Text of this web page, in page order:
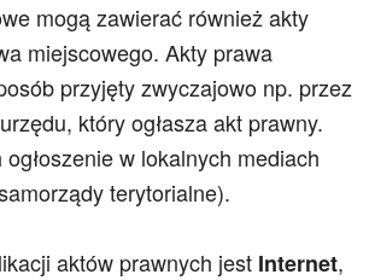
mogą zawierać również akty
miejscowego. Akty prawa
przyjęty zwyczajowo np. przez
który ogłasza akt prawny.
ogłoszeniew lokalnych mediach
terytorialne).
aktów prawnych jest Internet,